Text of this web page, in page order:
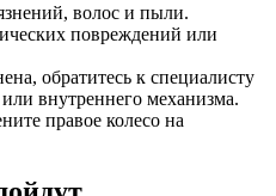
волос и пыли.
повреждений или
обратитесь к специалисту
внутреннего механизма.
правое колесо на